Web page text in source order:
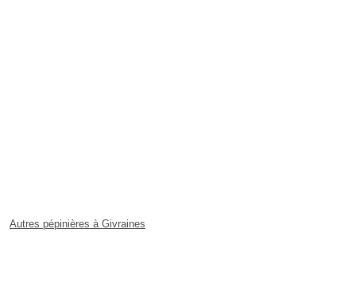
Autres pépinières à Givraines